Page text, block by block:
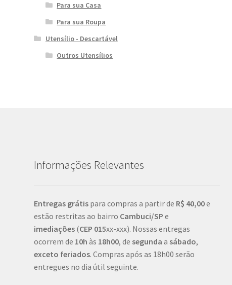
Para sua Casa
Para sua Roupa
Utensílio - Descartável
Outros Utensílios
Informações Relevantes
Entregas grátis para compras a partir de R$ 40,00e
estão restritas ao bairro Cambuci/SP e
imediações (CEP 015xx-xxx). Nossas entregas
ocorrem de 10h às 18h00, de segunda a sábado,
exceto feriados. Compras após as 18h00 serão
entregues no dia útil seguinte.